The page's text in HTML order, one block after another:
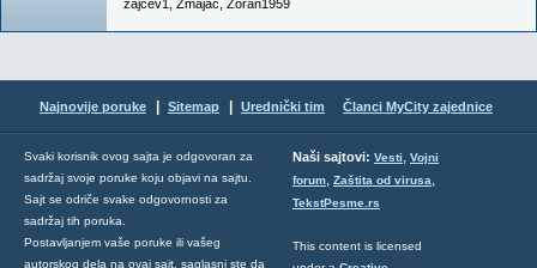
zajcev1
Zmajac Zoran1959
Najnovije poruke Sitemap Urednički tim Članci MyCity zajednice
Svaki korisnik ovog sajta je odgovoran za
sadržaj svoje poruke koju objavi na sajtu.
Sajt se odriče svake odgovornosti za
sadržaj tih poruka.
Postavljanjem vaše poruke ili vašeg
autorskog dela na ovaj sajt, saglasni ste da
Naši sajtovi: Vesti, Vojni
forum, Zaštita od virusa,
TekstPesme.rs
This content is licensed